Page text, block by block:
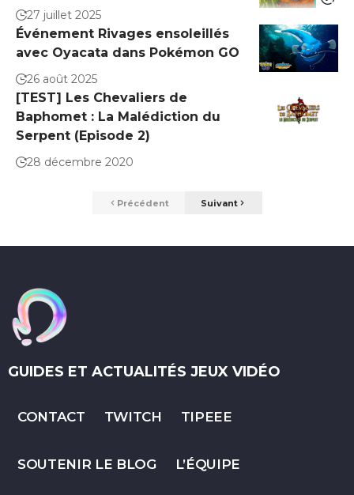
27 juillet 2025
Événement Rivages ensoleillés
avec Oyacata dans Pokémon GO
26 août 2025
[TEST] Les Chevaliers de
Baphomet : La Malédiction du
Serpent (Episode 2)
28 décembre 2020
Précédent Suivant
GUIDES ET ACTUALITÉS JEUX VIDÉO
CONTACT TWITCH TIPEEE
SOUTENIR LE BLOG L’ÉQUIPE